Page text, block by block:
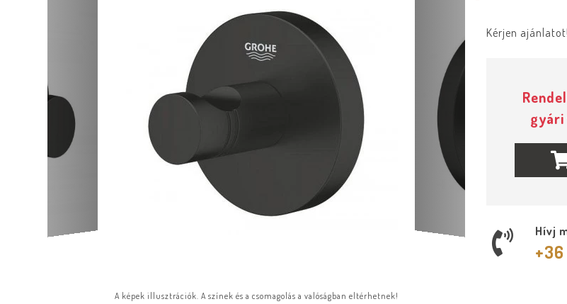
A képek illusztrációk. A színek és a csomagolás a valóságban eltérhetnek!
Kérjen ajánlatot!
gyári
Hívj